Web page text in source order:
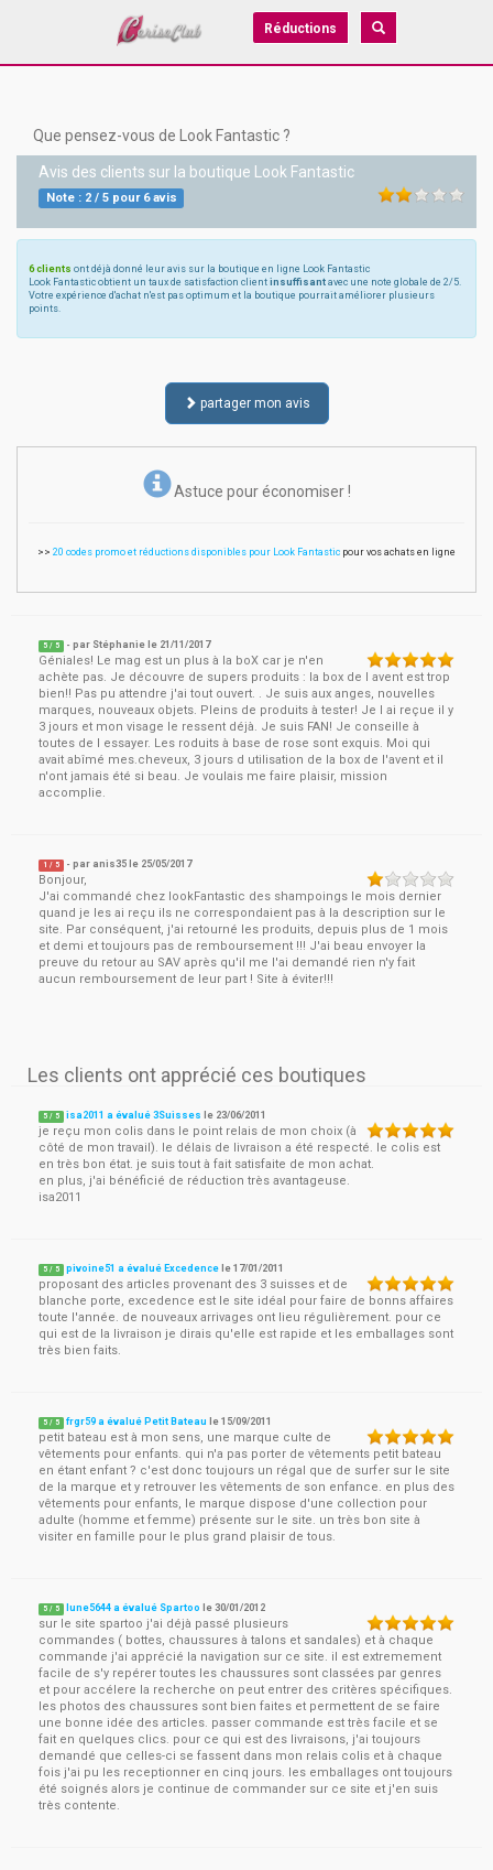
Réductions
Que pensez-vous de Look Fantastic ?
Avis des clients sur la boutique Look Fantastic
Note : 2/ 5pour 6avis
6 clients ont déjà donné leur avis sur la boutique en ligne Look Fantastic
Look Fantastic obtient un taux de satisfaction client insuffisant avec une note globale de 2/5.
Votre expérience d'achat n'est pas optimum et la boutique pourrait améliorer plusieurs
points.
partager mon avis
Astuce pour économiser !
>> 20 codes promo et réductions disponibles pour Look Fantastic pour vos achats en ligne
5 / 5 - par Stéphanie le 21/11/2017
Géniales! Le mag est un plus à la boX car je n'en
achète pas. Je découvre de supers produits : la box de l avent est trop
bien!! Pas pu attendre j'ai tout ouvert. . Je suis aux anges, nouvelles
marques, nouveaux objets. Pleins de produits à tester! Je l ai reçue il y
3 jours et mon visage le ressent déjà. Je suis FAN! Je conseille à
toutes de l essayer. Les roduits à base de rose sont exquis. Moi qui
avait abîmé mes.cheveux, 3 jours d utilisation de la box de l'avent et il
n'ont jamais été si beau. Je voulais me faire plaisir, mission
accomplie.
1 / 5 - par anis35 le 25/05/2017
Bonjour,
J'ai commandé chez lookFantastic des shampoings le mois dernier
quand je les ai reçu ils ne correspondaient pas à la description sur le
site. Par conséquent, j'ai retourné les produits, depuis plus de 1 mois
et demi et toujours pas de remboursement !!! J'ai beau envoyer la
preuve du retour au SAV après qu'il me l'ai demandé rien n'y fait
aucun remboursement de leur part ! Site à éviter!!!
Les clients ont apprécié ces boutiques
5 / 5 isa2011 a évalué 3Suisses le 23/06/2011
je reçu mon colis dans le point relais de mon choix (à
côté de mon travail). le délais de livraison a été respecté. le colis est
en très bon état. je suis tout à fait satisfaite de mon achat.
en plus, j'ai bénéficié de réduction très avantageuse.
isa2011
5 / 5 pivoine51 a évalué Excedence le17/01/2011
proposant des articles provenant des 3 suisses et de
blanche porte, excedence est le site idéal pour faire de bonns affaires
toute l'année. de nouveaux arrivages ont lieu régulièrement. pour ce
qui est de la livraison je dirais qu'elle est rapide et les emballages sont
très bien faits.
5 / 5 frgr59 a évalué Petit Bateau le15/09/2011
petit bateau est à mon sens, une marque culte de
vêtements pour enfants. qui n'a pas porter de vêtements petit bateau
en étant enfant ? c'est donc toujours un régal que de surfer sur le site
de la marque et y retrouver les vêtements de son enfance. en plus des
vêtements pour enfants, le marque dispose d'une collection pour
adulte (homme et femme) présente sur le site. un très bon site à
visiter en famille pour le plus grand plaisir de tous.
5 / 5 lune5644 a évalué Spartoo le30/01/2012
sur le site spartoo j'ai déjà passé plusieurs
commandes ( bottes, chaussures à talons et sandales) et à chaque
commande j'ai apprécié la navigation sur ce site. il est extremement
facile de s'y repérer toutes les chaussures sont classées par genres
et pour accélere la recherche on peut entrer des critères spécifiques.
les photos des chaussures sont bien faites et permettent de se faire
une bonne idée des articles. passer commande est très facile et se
fait en quelques clics. pour ce qui est des livraisons, j'ai toujours
demandé que celles-ci se fassent dans mon relais colis et à chaque
fois j'ai pu les receptionner en cinq jours. les emballages ont toujours
été soignés alors je continue de commander sur ce site et j'en suis
très contente.